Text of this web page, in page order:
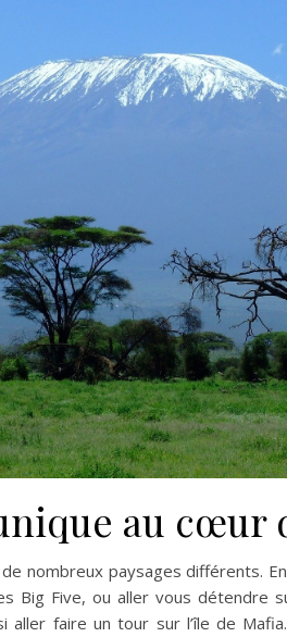
au cœur
nombreux paysages différents.
Big Five, ou aller vous détendre
aller faire un tour sur l’île de